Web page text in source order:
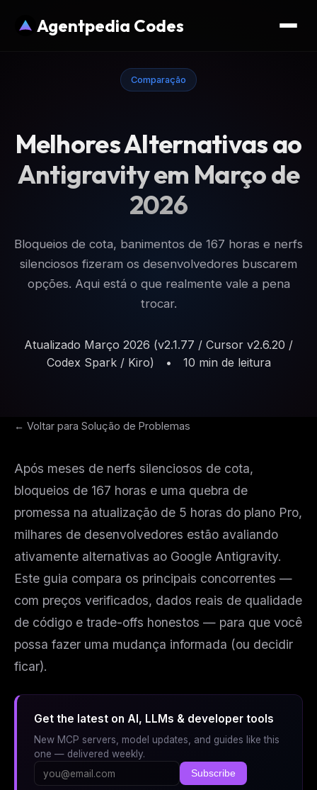
Agentpedia Codes
Comparação
Melhores Alternativas ao
Antigravity em Março de
2026
Bloqueios de cota, banimentos de 167 horas e nerfs
silenciosos fizeram os desenvolvedores buscarem
opções. Aqui está o que realmente vale a pena
trocar.
Atualizado Março 2026 (v2.1.77 / Cursor v2.6.20 /
Codex Spark / Kiro)
• 10 min de leitura
← Voltar para Solução de Problemas
Após meses de nerfs silenciosos de cota,
bloqueios de 167 horas e uma quebra de
promessa na atualização de 5 horas do plano Pro,
milhares de desenvolvedores estão avaliando
ativamente alternativas ao Google Antigravity.
Este guia compara os principais concorrentes —
com preços verificados, dados reais de qualidade
de código e trade-offs honestos — para que você
possa fazer uma mudança informada (ou decidir
ficar).
Get the latest on AI, LLMs & developer tools
New MCP servers, model updates, and guides like this
one — delivered weekly.
Subscribe